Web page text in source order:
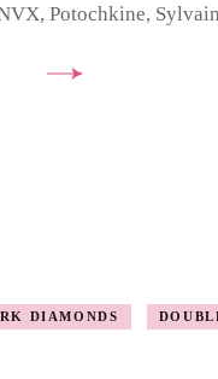
Potochkine,
DIAMONDS